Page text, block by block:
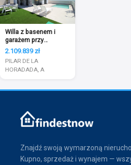
Willa z basenem i
garażem przy
rezerwacie natury
2.109.839 zł
PILAR DE LA
HORADADA, A
Znajdź swoją wymarzoną
Kupno, sprzedaż i wynajem —